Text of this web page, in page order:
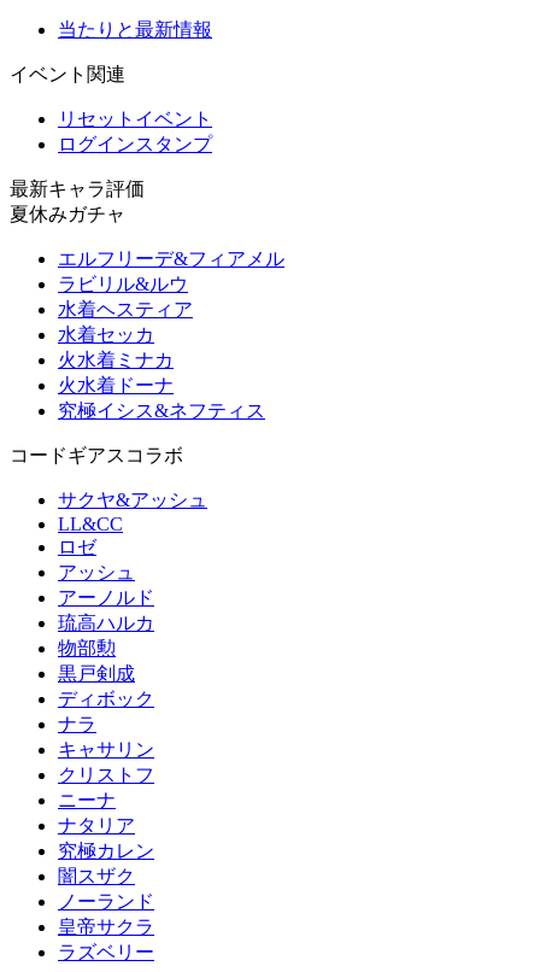
当たりと最新情報
イベント関連
リセットイベント
ログインスタンプ
最新キャラ評価
夏休みガチャ
エルフリーデ&フィアメル
ラビリル&ルウ
水着ヘスティア
水着セッカ
火水着ミナカ
火水着ドーナ
究極イシス&ネフティス
コードギアスコラボ
サクヤ&アッシュ
LL&CC
ロゼ
アッシュ
アーノルド
琉高ハルカ
物部勲
黒戸剣成
ディボック
ナラ
キャサリン
クリストフ
ニーナ
ナタリア
究極カレン
闇スザク
ノーランド
皇帝サクラ
ラズベリー